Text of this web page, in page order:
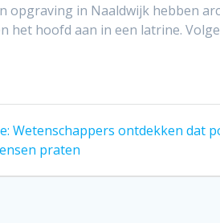
opgraving in Naaldwijk hebben
het hoofd aan in een latrine.
Vorig
bericht:
Wetenschappers ontdekken dat
praten